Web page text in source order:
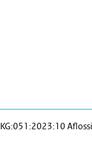
KG:051:2023:10